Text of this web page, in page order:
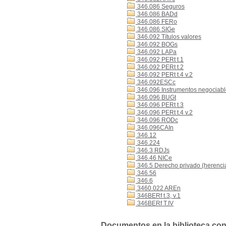
346.086 Seguros
346.086 BADd
346.086 FERo
346.086 SIGe
346.092 Títulos valores
346.092 BOGs
346.092 LAPa
346.092 PERt t.1
346.092 PERt t.2
346.092 PERt t.4 v.2
346.092ESCc
346.096 Instrumentos
346.096 BUGt
346.096 PERt t.3
346.096 PERt t.4 v.2
346.096 RODc
346.096CAIn
346.12
346.224
346.3 RDJs
346.46 NICe
346.5 Derecho privado
346.56
346.6
3460.022 AREn
346BERf t.3, v.1
346BERf T.IV